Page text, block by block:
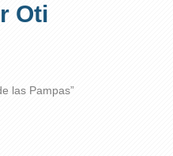
Oti
las Pampas”